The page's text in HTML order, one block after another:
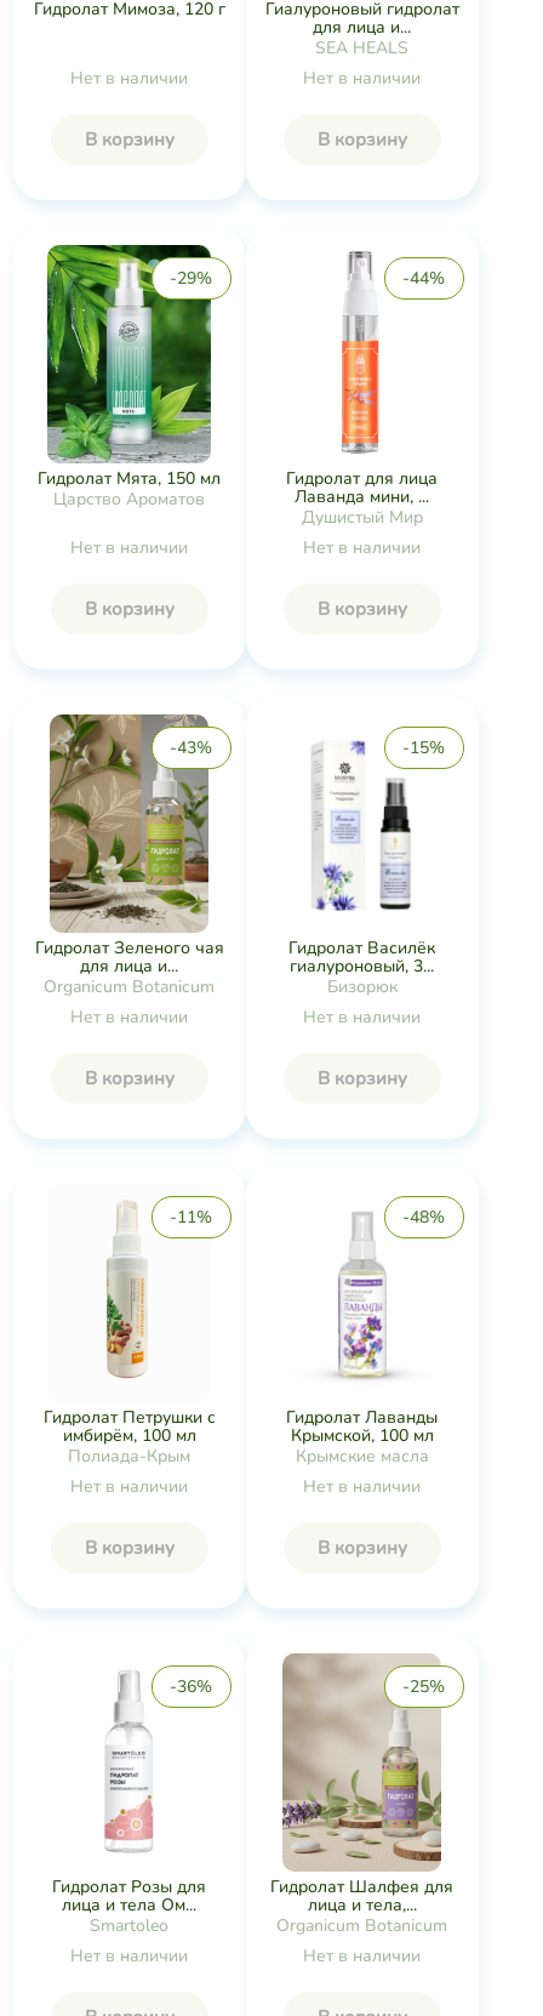
Гидролат Мимоза, 120 г
Нет в наличии
В корзину
Гиалуроновый гидролат
для лица и...
SEA HEALS
Нет в наличии
В корзину
-29%
Гидролат Мята, 150 мл
Царство Ароматов
Нет в наличии
В корзину
-44%
Гидролат для лица
Лаванда мини, ...
Душистый Мир
Нет в наличии
В корзину
-43%
Гидролат Зеленого чая
для лица и...
Organicum Botanicum
Нет в наличии
В корзину
-15%
Гидролат Василёк
гиалуроновый, 3...
Бизорюк
Нет в наличии
В корзину
-11%
Гидролат Петрушки с
имбирём, 100 мл
Полиада-Крым
Нет в наличии
В корзину
-48%
Гидролат Лаванды
Крымской, 100 мл
Крымские масла
Нет в наличии
В корзину
-36%
Гидролат Розы для
лица и тела Ом...
Smartoleo
Нет в наличии
-25%
Гидролат Шалфея для
лица и тела,...
Organicum Botanicum
Нет в наличии